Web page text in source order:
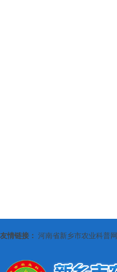
友情链接： 河南省新乡市农业科普网